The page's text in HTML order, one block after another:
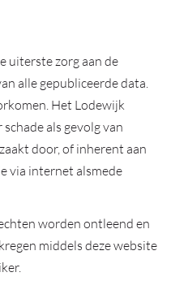
uiterste zorg aan de
alle gepubliceerde data.
Het Lodewijk
als gevolg van
door, of inherent aan
via internet alsmede
worden ontleend en
middels deze website